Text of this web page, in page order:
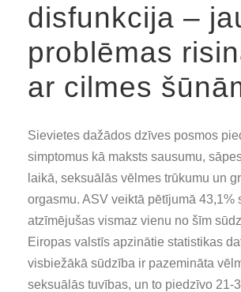
disfunkcija –
problēmas
ar cilmes
Sievietes dažādos dzīves posmos
simptomus kā maksts sausumu,
laikā, seksuālās vēlmes trūkumu un
orgasmu. ASV veiktā pētījumā 43,1%
atzīmējušas vismaz vienu no šīm
Eiropas valstīs apzinātie statistikas
visbiežākā sūdzība ir pazemināta
seksuālās tuvības, un to piedzīvo 21-